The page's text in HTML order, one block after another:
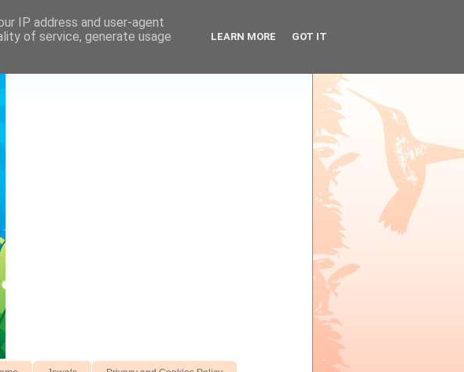
IP address and user-agent
of service, generate usage
LEARN MORE GOT IT